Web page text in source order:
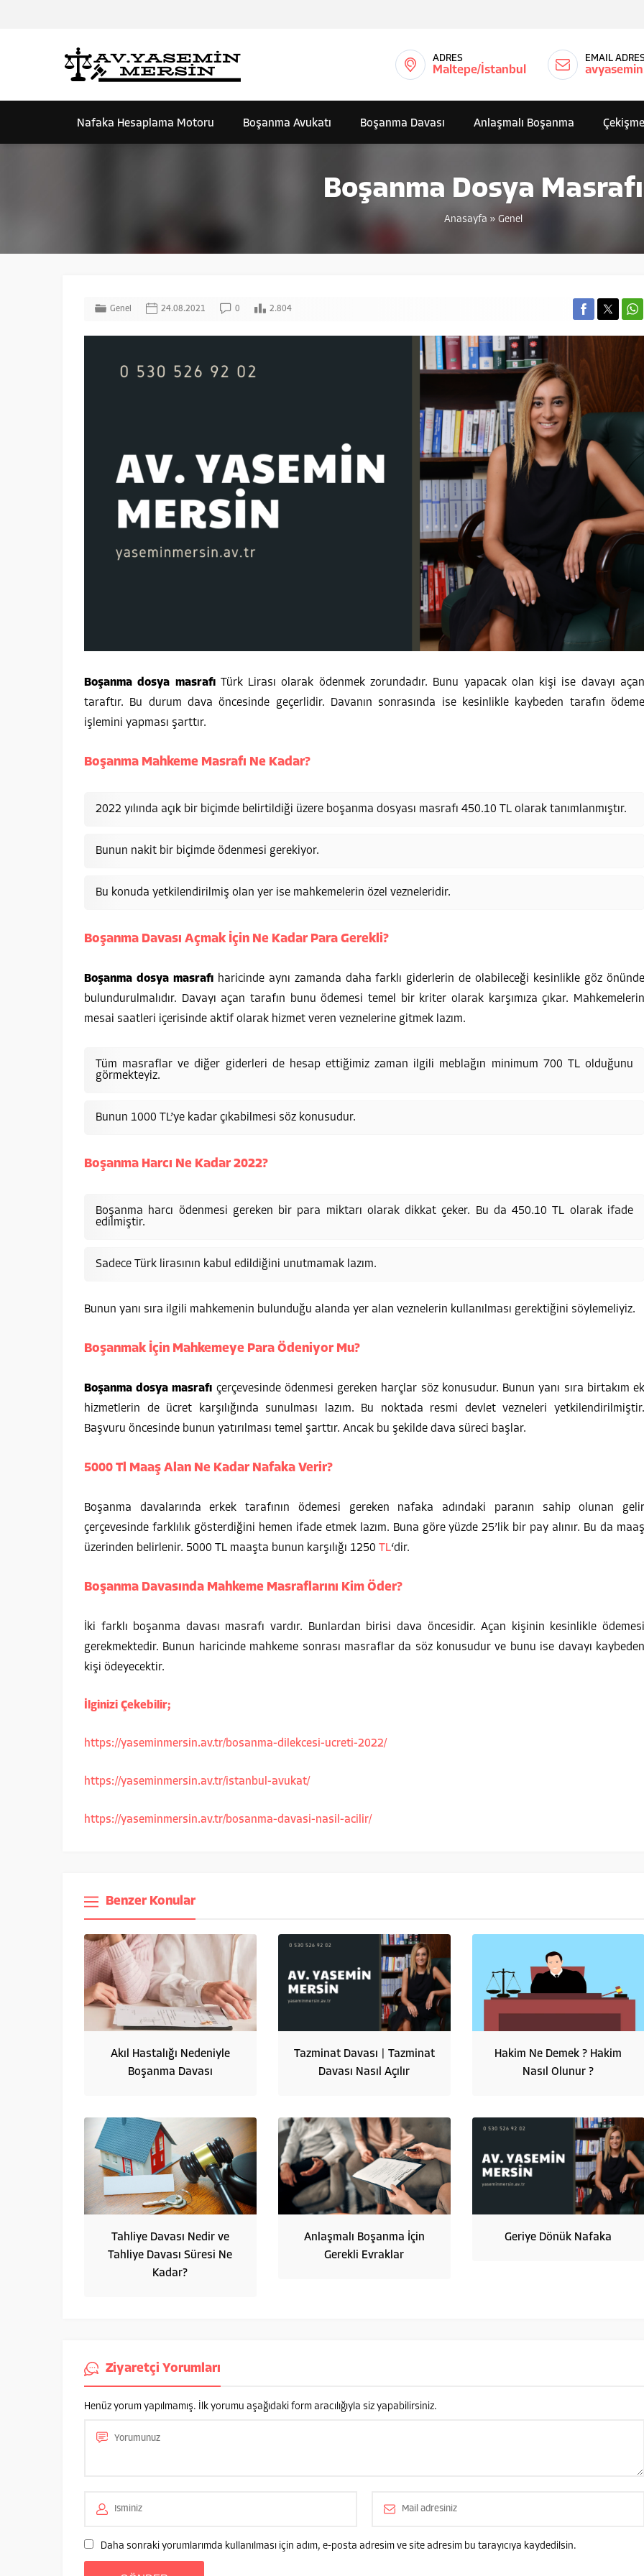
ADRES
Maltepe/İstanbul
EMAIL
Nafaka Hesaplama Motoru Boşanma Avukatı Boşanma Davası Anlaşmalı Boşanma
Boşanma Dosya Masrafı
Anasayfa » Genel
Genel 24.08.2021 0 2.804
Boşanma dosya masrafıTürk Lirası olarak ödenmek zorundadır. Bunu yapacak olan kişi ise davayı
taraftır. Bu durum dava öncesinde geçerlidir. Davanın sonrasında ise kesinlikle kaybeden tarafın ödeme
işlemini yapması şarttır.
Boşanma Mahkeme Masrafı Ne Kadar?
2022 yılında açık bir biçimde belirtildiği üzere boşanma dosyası masrafı 450.10 TL olarak tanımlanmıştır.
Bunun nakit bir biçimde ödenmesi gerekiyor.
Bu konuda yetkilendirilmiş olan yer ise mahkemelerin özel vezneleridir.
Boşanma Davası Açmak İçin Ne Kadar Para Gerekli?
Boşanma dosya masrafıharicinde aynı zamanda daha farklı giderlerin de olabileceği kesinlikle göz
bulundurulmalıdır. Davayı açan tarafın bunu ödemesi temel bir kriter olarak karşımıza çıkar. Mahkemelerin
mesai saatleri içerisinde aktif olarak hizmet veren veznelerine gitmek lazım.
Tüm masraflar ve diğer giderleri de hesap ettiğimiz zaman ilgili meblağın minimum 700 TL olduğunu
görmekteyiz.
Bunun 1000 TL’ye kadar çıkabilmesi söz konusudur.
Boşanma Harcı Ne Kadar 2022?
Boşanma harcı ödenmesi gereken bir para miktarı olarak dikkat çeker. Bu da 450.10 TL olarak ifade
edilmiştir.
Sadece Türk lirasının kabul edildiğini unutmamak lazım.
Bunun yanı sıra ilgili mahkemenin bulunduğu alanda yer alan veznelerin kullanılması gerektiğini söylemeliyiz.
Boşanmak İçin Mahkemeye Para Ödeniyor Mu?
Boşanma dosya masrafı çerçevesinde ödenmesi gereken harçlar söz konusudur. Bunun yanı sıra birtakım
hizmetlerin de ücret karşılığında sunulması lazım. Bu noktada resmi devlet vezneleri yetkilendirilmiştir.
Başvuru öncesinde bunun yatırılması temel şarttır. Ancak bu şekilde dava süreci başlar.
5000 Tl Maaş Alan Ne Kadar Nafaka Verir?
Boşanma davalarında erkek tarafının ödemesi gereken nafaka adındaki paranın sahip olunan gelir
çerçevesinde farklılık gösterdiğini hemen ifade etmek lazım. Buna göre yüzde 25’lik bir pay alınır. Bu da maaş
üzerinden belirlenir. 5000 TL maaşta bunun karşılığı 1250 TL‘dir.
Boşanma Davasında Mahkeme Masraflarını Kim Öder?
İki farklı boşanma davası masrafı vardır. Bunlardan birisi dava öncesidir. Açan kişinin kesinlikle ödemesi
gerekmektedir. Bunun haricinde mahkeme sonrası masraflar da söz konusudur ve bunu ise davayı kaybeden
kişi ödeyecektir.
İlginizi Çekebilir;
https://yaseminmersin.av.tr/bosanma-dilekcesi-ucreti-2022/
https://yaseminmersin.av.tr/istanbul-avukat/
https://yaseminmersin.av.tr/bosanma-davasi-nasil-acilir/
Benzer Konular
Akıl Hastalığı Nedeniyle
Boşanma Davası
Tazminat Davası | Tazminat
Davası Nasıl Açılır
Hakim Ne Demek ? Hakim
Nasıl Olunur ?
Tahliye Davası Nedir ve
Tahliye Davası Süresi Ne
Kadar?
Anlaşmalı Boşanma İçin
Gerekli Evraklar
Geriye Dönük Nafaka
Ziyaretçi Yorumları
Henüz yorum yapılmamış. İlk yorumu aşağıdaki form aracılığıyla siz yapabilirsiniz.
Daha sonraki yorumlarımda kullanılması için adım, e-posta adresim ve site adresim bu tarayıcıya kaydedilsin.